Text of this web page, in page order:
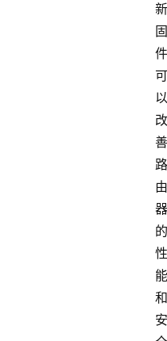
新
固
件
可
以
改
善
路
由
器
的
性
能
和
安